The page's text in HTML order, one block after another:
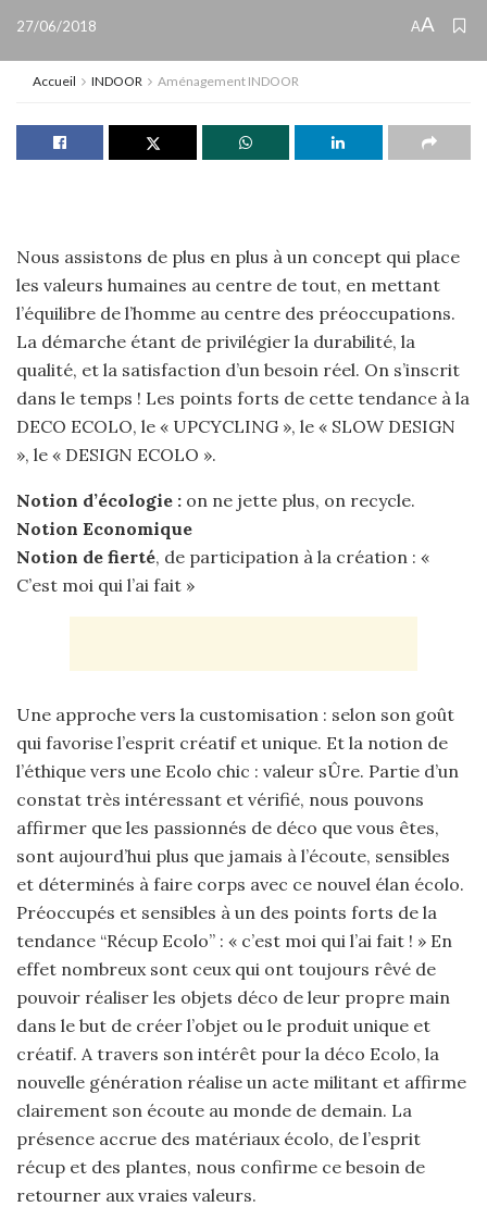
27/06/2018 AA
Accueil INDOOR Aménagement INDOOR
Nous assistons de plus en plus à un concept qui place
les valeurs humaines au centre de tout, en mettant
l’équilibre de l’homme au centre des préoccupations.
La démarche étant de privilégier la durabilité, la
qualité, et la satisfaction d’un besoin réel. On s’inscrit
dans le temps ! Les points forts de cette tendance à la
DECO ECOLO, le « UPCYCLING », le « SLOW DESIGN
», le « DESIGN ECOLO ».
Notion d’écologie : on ne jette plus, on recycle.
Notion Economique
Notion de fierté, de participation à la création : «
C’est moi qui l’ai fait »
Une approche vers la customisation : selon son goût
qui favorise l’esprit créatif et unique. Et la notion de
l’éthique vers une Ecolo chic : valeur sÛre. Partie d’un
constat très intéressant et vérifié, nous pouvons
affirmer que les passionnés de déco que vous êtes,
sont aujourd’hui plus que jamais à l’écoute, sensibles
et déterminés à faire corps avec ce nouvel élan écolo.
Préoccupés et sensibles à un des points forts de la
tendance “Récup Ecolo” : « c’est moi qui l’ai fait ! » En
effet nombreux sont ceux qui ont toujours rêvé de
pouvoir réaliser les objets déco de leur propre main
dans le but de créer l’objet ou le produit unique et
créatif. A travers son intérêt pour la déco Ecolo, la
nouvelle génération réalise un acte militant et affirme
clairement son écoute au monde de demain. La
présence accrue des matériaux écolo, de l’esprit
récup et des plantes, nous confirme ce besoin de
retourner aux vraies valeurs.